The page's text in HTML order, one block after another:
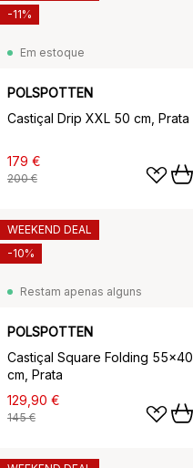
Em estoque
POLSPOTTEN
Castiçal Drip XXL 50 cm, Prata
179 €
200 €
-11%
Restam apenas alguns
POLSPOTTEN
Castiçal Square Folding 55x40
cm, Prata
129,90 €
145 €
WEEKEND DEAL
-10%